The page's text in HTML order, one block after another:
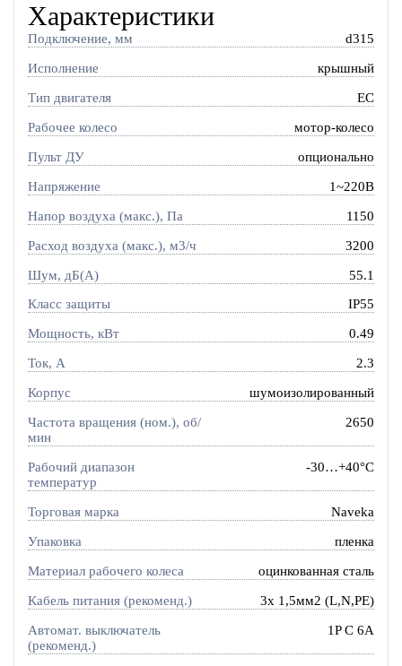
Характеристики
Подключение, мм d315
Исполнение крышный
Тип двигателя EC
Рабочее колесо мотор-колесо
Пульт ДУ опционально
Напряжение 1~220В
Напор воздуха (макс.), Па 1150
Расход воздуха (макс.), м3/ч 3200
Шум, дБ(А) 55.1
Класс защиты IP55
Мощность, кВт 0.49
Ток, A 2.3
Корпус шумоизолированный
Частота вращения (ном.), об/
мин
2650
Рабочий диапазон
температур
-30…+40°C
Торговая марка Naveka
Упаковка пленка
Материал рабочего колеса оцинкованная сталь
Кабель питания (рекоменд.) 3х 1,5мм2 (L,N,PE)
Автомат. выключатель
(рекоменд.)
1P C 6A